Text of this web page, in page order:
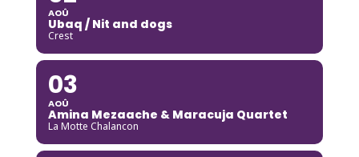
AOÛ
Ubaq / Nit and dogs
Crest
03
AOÛ
Amina Mezaache & Maracuja Quartet
La Motte Chalancon